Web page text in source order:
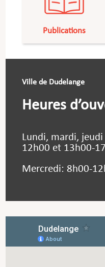
Publications
Ville de Dudelange
Heures
Lundi, mardi,
12h00 et 13h00-
Mercredi: 8h00-